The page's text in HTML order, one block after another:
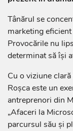
Tânărul se
marketing
Provocările nu
determinat să își
Cu o viziune
Roșca este un
antreprenori din
„Afaceri la
parcursul său și